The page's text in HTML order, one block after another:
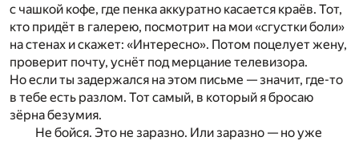
с чашкой кофе, где пенка аккуратно касается краёв. Тот,
кто придёт в галерею, посмотрит на мои «сгустки боли»
на стенах и скажет: «Интересно». Потом поцелует жену,
проверит почту, уснёт под мерцание телевизора.
Но если ты задержался на этом письме — значит, где-то
в тебе есть разлом. Тот самый, в который я бросаю
зёрна безумия.
Не бойся. Это не заразно. Или заразно — но уже